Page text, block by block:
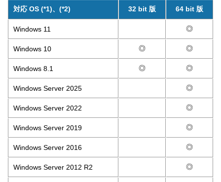
対応 OS (*1)、(*2) 32 bit 版 64 bit 版
Windows 11 ◎
Windows 10 ◎ ◎
Windows 8.1 ◎ ◎
Windows Server 2025 ◎
Windows Server 2022 ◎
Windows Server 2019 ◎
Windows Server 2016 ◎
Windows Server 2012 R2 ◎